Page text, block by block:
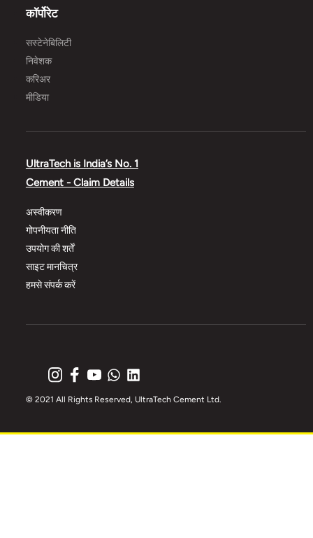
कॉर्पोरेट
सस्टेनेबिलिटी
निवेशक
करिअर
मीडिया
UltraTech is India’s No. 1
Cement - Claim Details
अस्वीकरण
गोपनीयता नीति
उपयोग की शर्तें
साइट मानचित्र
हमसे संपर्क करें
© 2021 All Rights Reserved, UltraTech Cement Ltd.